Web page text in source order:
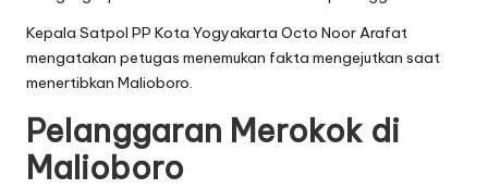
Kepala Satpol PP Kota Yogyakarta Octo Noor Arafat
mengatakan petugas menemukan fakta mengejutkan saat
menertibkan Malioboro.
Pelanggaran Merokok di
Malioboro